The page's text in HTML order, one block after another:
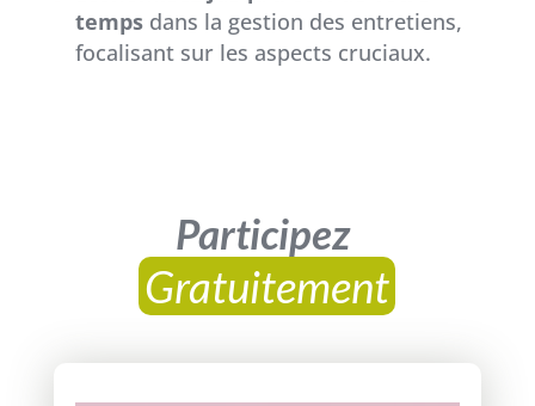
tempsdans la gestion des entretiens,
focalisant sur les aspects cruciaux.
Participez
Gratuitement